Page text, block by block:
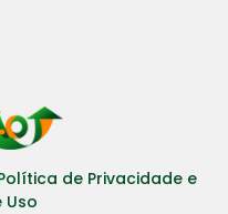
de Privacidade e
Uso